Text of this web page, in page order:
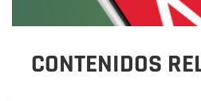
CONTENIDOS